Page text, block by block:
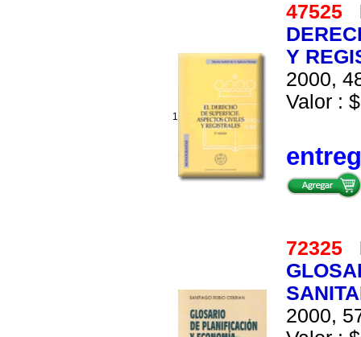
1
47525
Y
2000,
Valor :
72325
2000,